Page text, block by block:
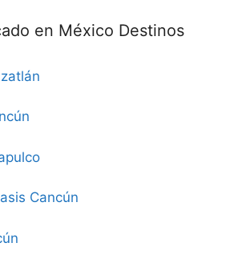
en México Destinos
Cancún